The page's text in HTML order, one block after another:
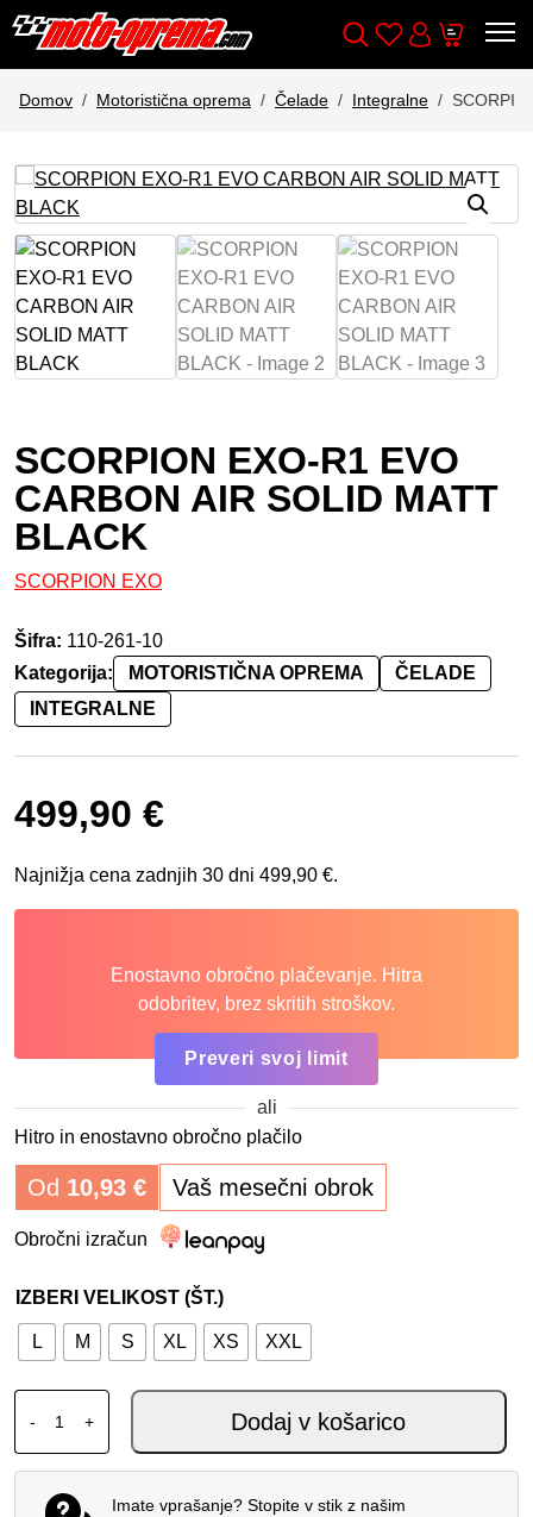
Wishlist
Cart
Domov Motoristična oprema Čelade Integralne
SCORPION EXO-R1 EVO
CARBON AIR SOLID MATT
BLACK
SCORPION EXO
Šifra: 110-261-10
Kategorija:
MOTORISTIČNA OPREMA
ČELADE
INTEGRALNE
499,90 €
Najnižja cena zadnjih 30 dni 499,90 €.
Enostavno obročno plačevanje. Hitra
odobritev, brez skritih stroškov.
Preveri svoj limit
ali
Hitro in enostavno obročno plačilo
Od 10,93 € Vaš mesečni obrok
Obročni izračun
IZBERI VELIKOST (ŠT.)
L M S XL XS XXL
-
SCORPION EXO-R1 EVO CARBON AIR SOLID MATT
+ Dodaj v košarico
Imate vprašanje? Stopite v stik z našim